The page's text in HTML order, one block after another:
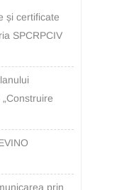
și certificate
SPCRPCIV
prin